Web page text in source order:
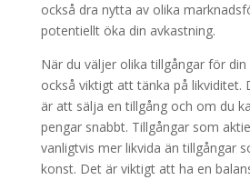
också dra nytta av olika
potentiellt öka din avkastning.
När du väljer olika tillgångar för
också viktigt att tänka på likviditet.
är att sälja en tillgång och om du
pengar snabbt. Tillgångar som
vanligtvis mer likvida än tillgångar
konst. Det är viktigt att ha en